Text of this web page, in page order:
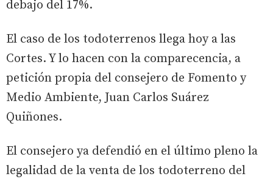
debajo del 17%.
El caso de los todoterrenos llega hoy a las
Cortes. Y lo hacen con la comparecencia, a
petición propia del consejero de Fomento y
Medio Ambiente, Juan Carlos Suárez
Quiñones.
El consejero ya defendió en el último pleno la
legalidad de la venta de los todoterreno del